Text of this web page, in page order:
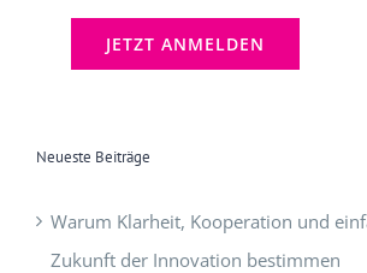
Neueste Beiträge
Warum Klarheit, Kooperation und
Zukunft der Innovation bestimmen